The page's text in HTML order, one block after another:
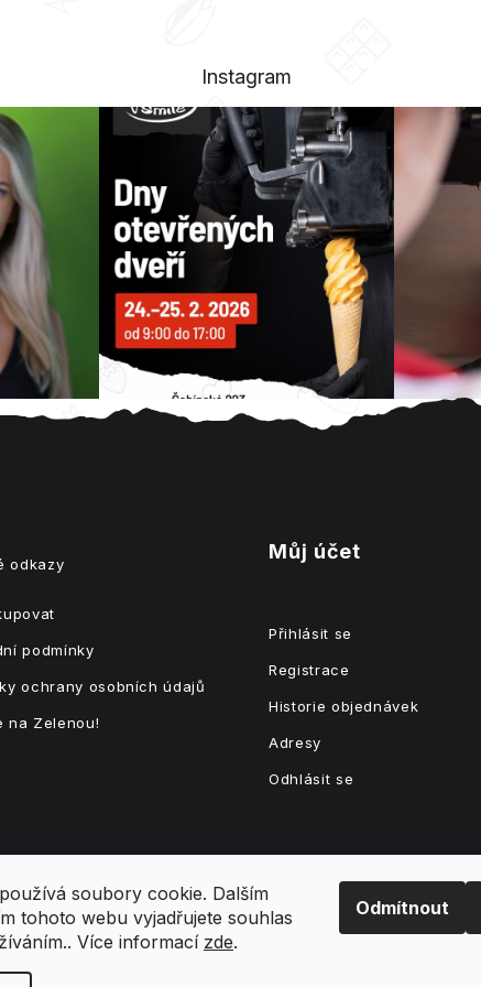
soubory cookie. Dalším
tohoto webu vyjadřujete souhlas
Více informací zde.
Odmítnout
Instagram
odkazy
podmínky
ochrany osobních údajů
na Zelenou!
Můj účet
Přihlásit se
Registrace
Historie objednávek
Adresy
Odhlásit se